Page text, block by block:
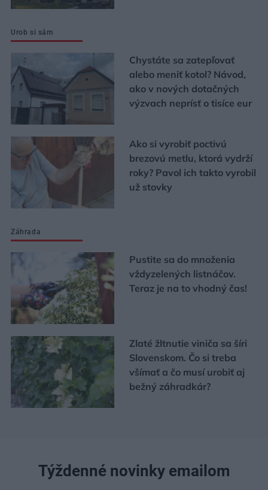
Urob si sám
Chystáte sa zatepľovať
alebo meniť kotol? Návod,
ako v nových dotačných
výzvach neprísť o tisíce eur
Ako si vyrobiť poctivú
brezovú metlu, ktorá vydrží
roky? Pavol ich takto vyrobil
už stovky
Záhrada
Pustite sa do množenia
vždyzelených listnáčov.
Teraz je na to vhodný čas!
Zlaté žltnutie viniča sa šíri
Slovenskom. Čo si treba
všímať a čo musí urobiť aj
bežný záhradkár?
Týždenné novinky emailom